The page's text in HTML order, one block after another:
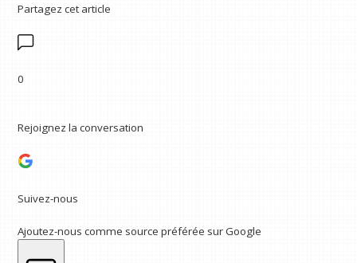
Partagez cet article
0
Rejoignez la conversation
Suivez-nous
Ajoutez-nous comme source préférée sur Google